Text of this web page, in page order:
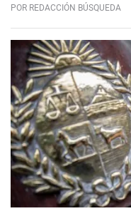
POR REDACCIÓN BÚSQUEDA